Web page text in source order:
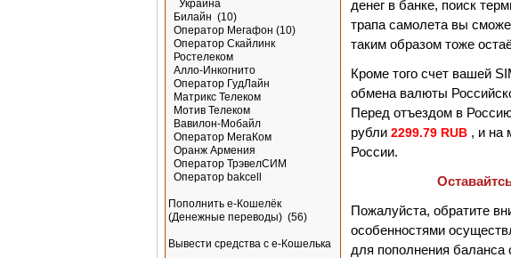
Украина
Билайн (10)
Оператор Мегафон (10)
Оператор Скайлинк
Ростелеком
Алло-Инкогнито
Оператор ГудЛайн
Матрикс Телеком
Мотив Телеком
Вавилон-Мобайл
Оператор МегаКом
Оранж Армения
Оператор ТрэвелСИМ
Оператор bakcell
Пополнить e-Кошелёк
(Денежные переводы) (56)
Вывести средства с е-Кошелька
денег в банке, поиск
трапа самолета вы
таким образом тоже
Кроме того счет вашей
обмена валюты
Перед отъездом в
рубли 2299.79 RUB , и на
России.
Пожалуйста, обратите
особенностями
для пополнения